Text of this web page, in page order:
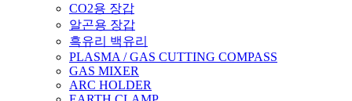
CO2용 장갑
알곤용 장갑
흑유리 백유리
PLASMA / GAS CUTTING COMPASS
GAS MIXER
ARC HOLDER